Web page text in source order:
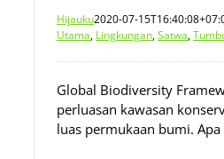
Hijauku2020-07-
Utama, Lingkungan,Satwa,
Global Biodiversity
perluasan kawasan
luas permukaan bumi.